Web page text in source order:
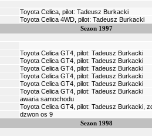
Toyota Celica, pilot: Tadeusz Burkacki
Toyota Celica 4WD, pilot: Tadeusz Burkacki
Sezon 1997
Toyota Celica GT4, pilot: Tadeusz Burkacki
Toyota Celica GT4, pilot: Tadeusz Burkacki
Toyota Celica GT4, pilot: Tadeusz Burkacki
Toyota Celica GT4, pilot: Tadeusz Burkacki
Toyota Celica GT4, pilot: Tadeusz Burkacki
Toyota Celica GT4, pilot: Tadeusz Burkacki
awaria samochodu
Toyota Celica GT4, pilot: Tadeusz Burkacki,
dzwon os 9
Sezon 1998